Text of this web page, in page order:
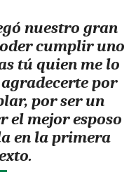
nuestro gran
cumplir uno
tú quien me lo
por
por ser un
el mejor esposo
en la primera